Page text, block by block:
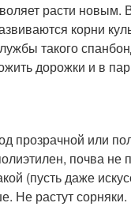
расти
корни
такого
дорожки и в
прозрачной или
почва не
(пусть даже
Не растут сорняки.